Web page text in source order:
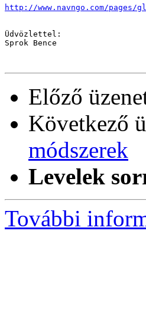
http://www.navngo.com/pages/
Üdvözlettel:
Sprok Bence
Előző
Következő
módszerek
Levelek
További